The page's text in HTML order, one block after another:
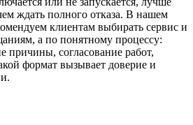
ждать полного отказа. В нашем
клиентам выбирать сервис и
а по понятному процессу:
причины, согласование работ,
формат вызывает доверие и